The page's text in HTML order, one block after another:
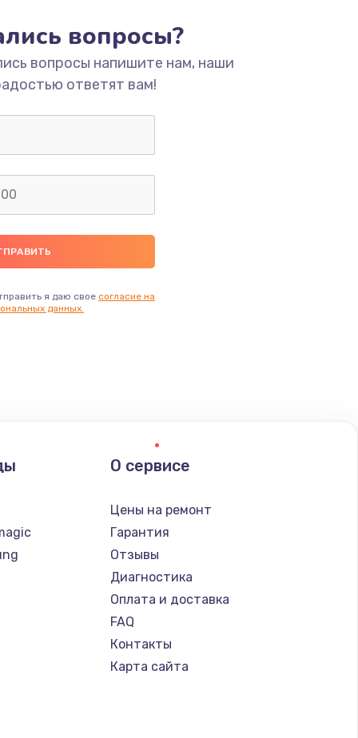
вопросы?
вопросы напишите нам, наши
ответят вам!
я даю свое согласие на
данных.
О сервисе
Цены на ремонт
Гарантия
Отзывы
Диагностика
Оплата и доставка
FAQ
Контакты
Карта сайта